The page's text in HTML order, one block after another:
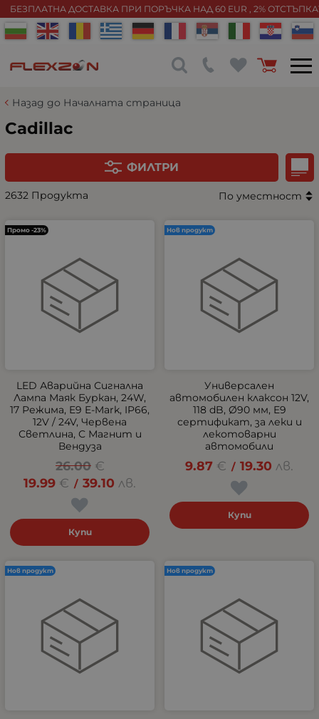
БЕЗПЛАТНА ДОСТАВКА ПРИ ПОРЪЧКА НАД 60 EUR , 2%
Назад до Началната страница
Cadillac
ФИЛТРИ
2632 Продукта По уместност
LED Аварийна Сигнална
Лампа Маяк Буркан, 24W,
17 Режима, E9 E-Mark, IP66,
12V / 24V, Червена
Светлина, С Магнит и
Вендуза
26.00 €
19.99 € / 39.10 лв.
Купи
Промо -23%
Универсален
автомобилен клаксон 12V,
118 dB, Ø90 мм, E9
сертификат, за леки и
лекотоварни
автомобили
9.87 € / 19.30 лв.
Купи
Нов продукт
Нов продукт Нов продукт